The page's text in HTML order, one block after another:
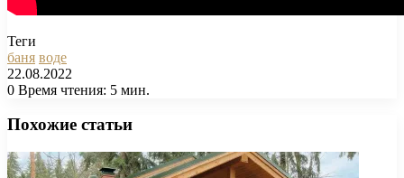
Теги
баня воде
22.08.2022
0 Время чтения: 5 мин.
Похожие статьи